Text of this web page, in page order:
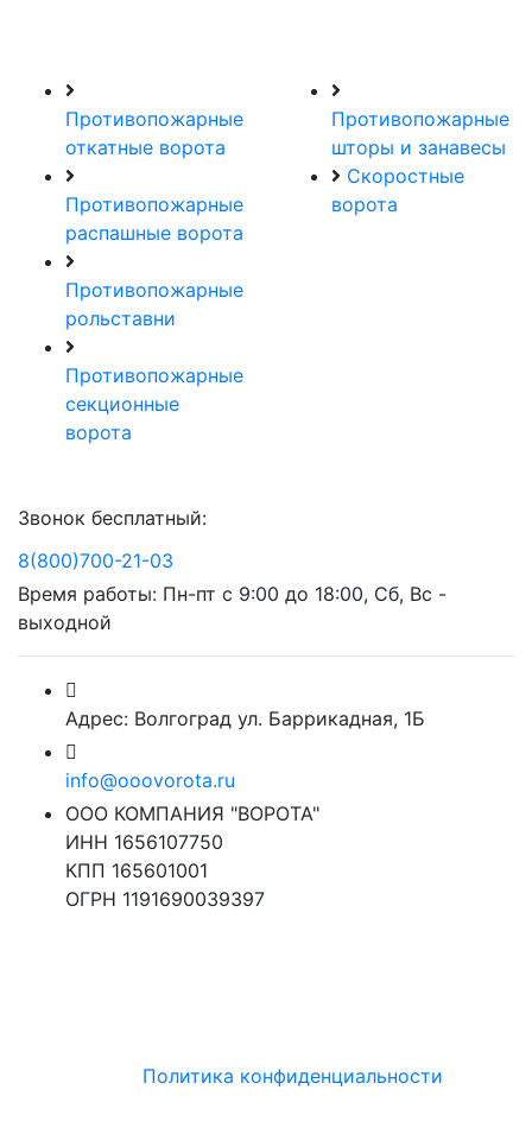
Противопожарные
откатные ворота
Противопожарные
распашные ворота
Противопожарные
рольставни
Противопожарные
секционные
ворота
Противопожарные
шторы и занавесы
Скоростные
ворота
Звонок бесплатный:
8(800)700-21-03
Время работы: Пн-пт с 9:00 до 18:00, Сб, Вс -
выходной
Адрес: Волгоград ул. Баррикадная, 1Б
info@ooovorota.ru
ООО КОМПАНИЯ "ВОРОТА"
ИНН 1656107750
КПП 165601001
ОГРН 1191690039397
Политика конфиденциальности